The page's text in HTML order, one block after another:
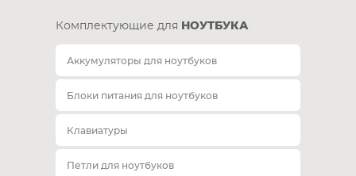
Комплектующие для НОУТБУКА
Аккумуляторы для ноутбуков
Блоки питания для ноутбуков
Клавиатуры
Петли для ноутбуков